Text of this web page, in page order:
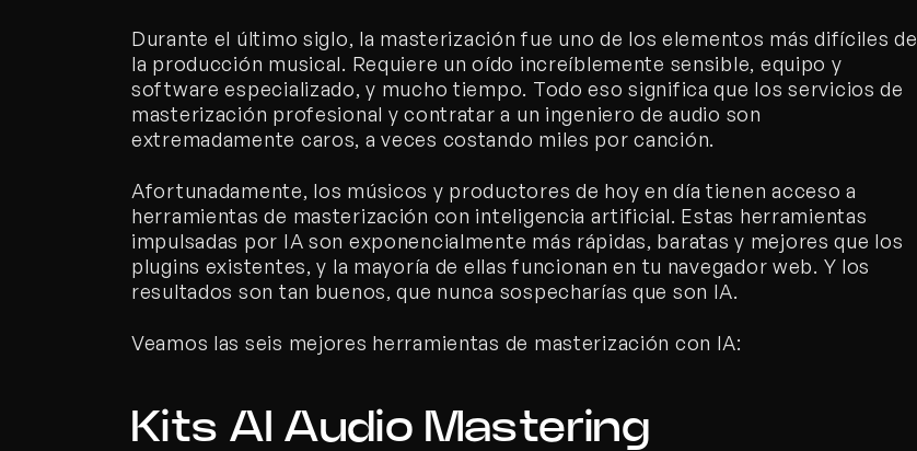
Durante el último siglo, la masterización fue uno de los elementos más difíciles de
la producción musical. Requiere un oído increíblemente sensible, equipo y
software especializado, y mucho tiempo. Todo eso significa que los servicios de
masterización profesional y contratar a un ingeniero de audio son
extremadamente caros, a veces costando miles por canción.
Afortunadamente, los músicos y productores de hoy en día tienen acceso a
herramientas de masterización con inteligencia artificial. Estas herramientas
impulsadas por IA son exponencialmente más rápidas, baratas y mejores que los
plugins existentes, y la mayoría de ellas funcionan en tu navegador web. Y los
resultados son tan buenos, que nunca sospecharías que son IA.
Veamos las seis mejores herramientas de masterización con IA:
Kits AI Audio Mastering